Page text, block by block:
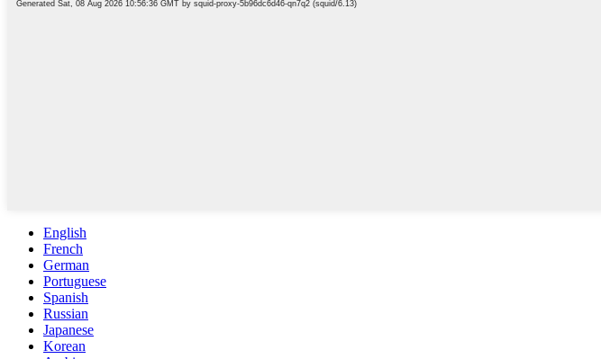
English
French
German
Portuguese
Spanish
Russian
Japanese
Korean